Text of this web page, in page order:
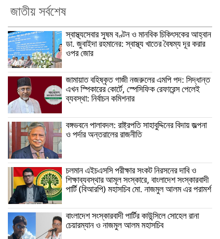
জাতীয় সর্বশেষ
স্বাস্থ্যসেবার সুষম বণ্টন ও মানবিক চিকিৎসকের আহ্বান
ডা. জুবাইদা রহমানের: স্বাস্থ্য খাতের বৈষম্য দূর করার
ওপর জোর
জামায়াত বহিষ্কৃত গাজী নজরুলের এমপি পদ: সিদ্ধান্ত
এখন স্পিকারের কোর্টে, স্পেসিফিক রেফারেন্স পেলেই
ব্যবস্থা: নির্বাচন কমিশনার
বঙ্গভবনে পালাবদল: রাষ্ট্রপতি সাহাবুদ্দিনের বিদায় জল্পনা
ও পর্দার অন্তরালের রাজনীতি
চলমান এইচএসসি পরীক্ষার সংকট নিরসনের দাবি ও
শিক্ষাব্যবস্থার আমূল সংস্কারে, বাংলাদেশ সংস্কারবাদী
পার্টি (বিআরপি) মহাসচিব মো. নাজমুল আলম এর পরামর্শ
বাংলাদেশ সংস্কারবাদী পার্টির কাউন্সিলে সোহেল রানা
চেয়ারম্যান ও নাজমুল আলম মহাসচিব